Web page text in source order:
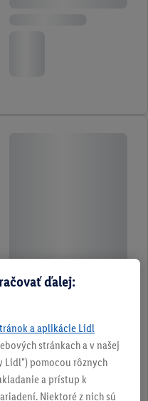
ďalej:
a aplikácie Lidl
stránkach a v našej
Lidl") pomocou rôznych
a prístup k
Niektoré z nich sú